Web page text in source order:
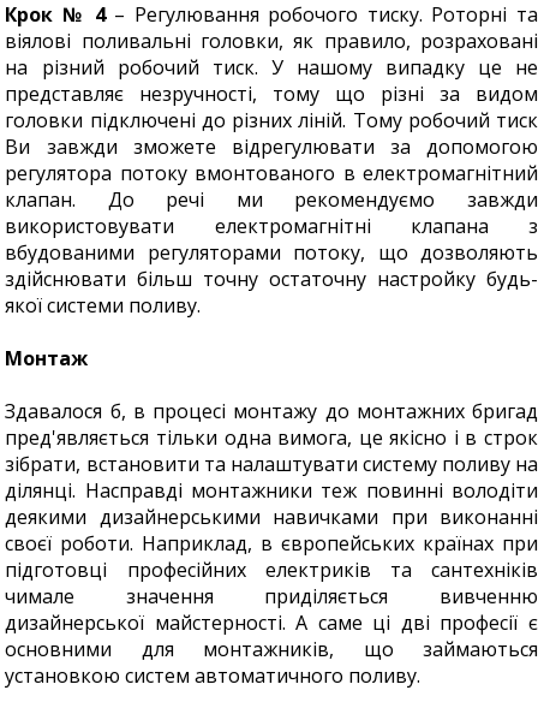
Крок № 4– Регулювання робочого тиску. Роторні та
віялові поливальні головки, як правило, розраховані
на різний робочий тиск. У нашому випадку це не
представляє незручності, тому що різні за видом
головки підключені до різних ліній. Тому робочий тиск
Ви завжди зможете відрегулювати за допомогою
регулятора потоку вмонтованого в електромагнітний
клапан. До речі ми рекомендуємо завжди
використовувати електромагнітні клапана з
вбудованими регуляторами потоку, що дозволяють
здійснювати більш точну остаточну настройку будь-
якої системи поливу.
Монтаж
Здавалося б, в процесі монтажу до монтажних бригад
пред'являється тільки одна вимога, це якісно і в строк
зібрати, встановити та налаштувати систему поливу на
ділянці. Насправді монтажники теж повинні володіти
деякими дизайнерськими навичками при виконанні
своєї роботи. Наприклад, в європейських країнах при
підготовці професійних електриків та сантехніків
чимале значення приділяється вивченню
дизайнерської майстерності. А саме ці дві професії є
основними для монтажників, що займаються
установкою систем автоматичного поливу.